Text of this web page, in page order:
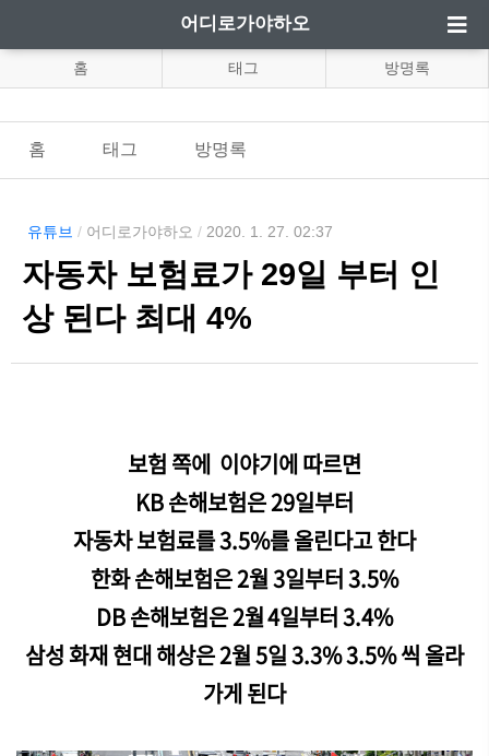
어디로가야하오
홈 태그 방명록
홈 태그 방명록
유튜브 / 어디로가야하오 / 2020. 1. 27. 02:37
자동차 보험료가 29일 부터 인
상 된다 최대 4%
보험 쪽에 이야기에 따르면
KB 손해보험은 29일부터
자동차 보험료를 3.5%를 올린다고 한다
한화 손해보험은 2월 3일부터 3.5%
DB 손해보험은 2월 4일부터3.4%
삼성 화재 현대 해상은 2월 5일 3.3% 3.5% 씩 올라
가게 된다